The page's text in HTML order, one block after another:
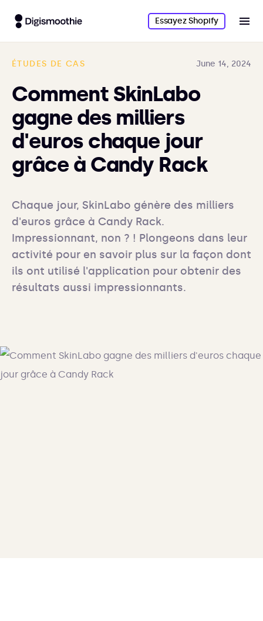
Essayez Shopify
ÉTUDES DE CAS June 14, 2024
Comment SkinLabo
gagne des milliers
d'euros chaque jour
grâce à Candy Rack
Chaque jour, SkinLabo génère des milliers
d'euros grâce à Candy Rack.
Impressionnant, non ? ! Plongeons dans leur
activité pour en savoir plus sur la façon dont
ils ont utilisé l'application pour obtenir des
résultats aussi impressionnants.